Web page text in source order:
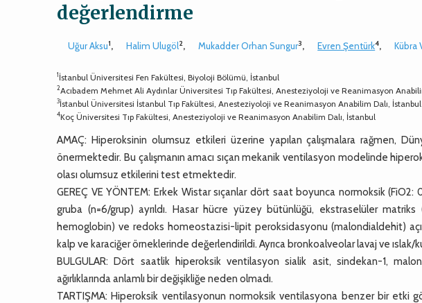
değerlendirme
Uğur Aksu1, Halim Ulugöl2, Mukadder Orhan Sungur3, Evren Şentürk4, Kübra
1İstanbul Üniversitesi Fen Fakültesi, Biyoloji Bölümü, İstanbul
2Acıbadem Mehmet Ali Aydınlar Üniversitesi Tıp Fakültesi, Anesteziyoloji ve Reanimasyon
3İstanbul Üniversitesi İstanbul Tıp Fakültesi, Anesteziyoloji ve Reanimasyon Anabilim Dalı, İstanbul
4Koç Üniversitesi Tıp Fakültesi, Anesteziyoloji ve Reanimasyon Anabilim Dalı, İstanbul
AMAÇ: Hiperoksinin olumsuz etkileri üzerine yapılan çalışmalara rağmen,
önermektedir. Bu çalışmanın amacı sıçan mekanik ventilasyon modelinde
olası olumsuz etkilerini test etmektedir.
GEREÇ VE YÖNTEM: Erkek Wistar sıçanlar dört saat boyunca normoksik
gruba (n=6/grup) ayrıldı. Hasar hücre yüzey bütünlüğü, ekstraselüler
hemoglobin) ve redoks homeostazisi-lipit peroksidasyonu (malondialdehit)
kalp ve karaciğer örneklerinde değerlendirildi. Ayrıca bronkoalveolar lavaj ve ıslak/
BULGULAR: Dört saatlik hiperoksik ventilasyon sialik asit, sindekan-1,
ağırlıklarında anlamlı bir değişikliğe neden olmadı.
TARTIŞMA: Hiperoksik ventilasyonun normoksik ventilasyona benzer bir etki